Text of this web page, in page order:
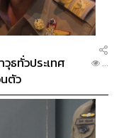
ธทั่วประเทศ
ตัว
...